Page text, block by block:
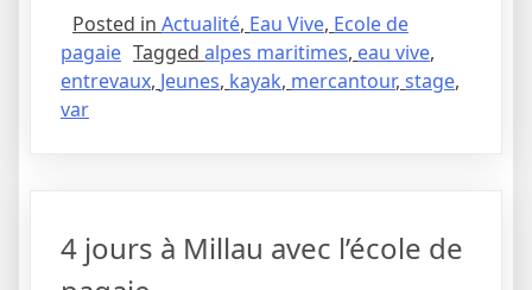
Posted in Actualité, Eau Vive, Ecole de
pagaie Tagged alpes maritimes, eau vive,
entrevaux, Jeunes, kayak, mercantour, stage,
var
4 jours à Millau avec l’école de